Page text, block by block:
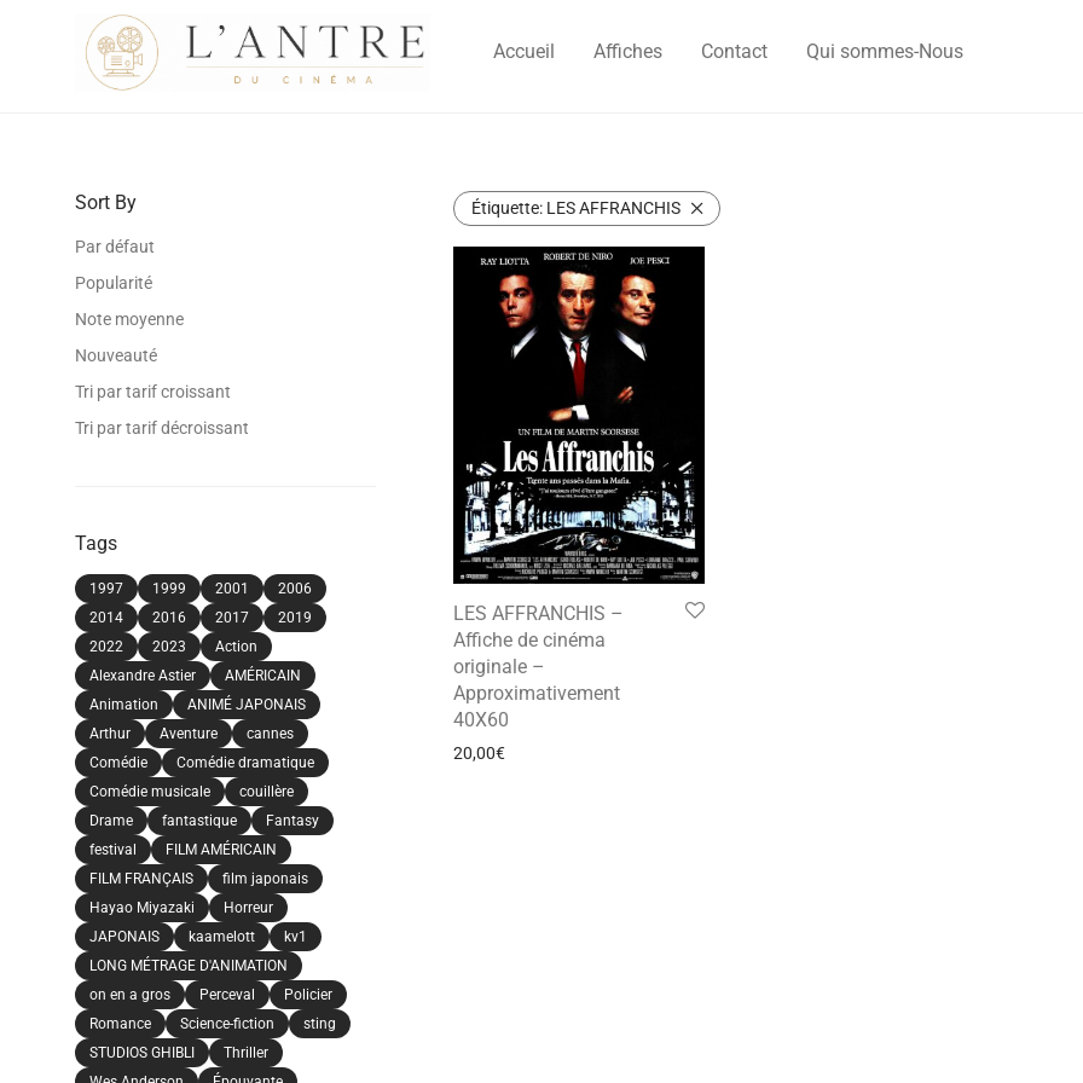
Accueil Affiches Contact Qui sommes-Nous
Sort By
Par défaut
Popularité
Note moyenne
Nouveauté
Tri par tarif croissant
Tri par tarif décroissant
Tags
1997 1999 2001
2006
2014
2016 2017
2019
2022
2023
Action
Alexandre Astier
AMÉRICAIN
Animation
ANIMÉ JAPONAIS
Arthur
Aventure
cannes
Comédie
Comédie dramatique
Comédie musicale
couillère
Drame
fantastique
Fantasy
festival
FILM AMÉRICAIN
FILM FRANÇAIS
film japonais
Hayao Miyazaki
Horreur
JAPONAIS
kaamelott
kv1
LONG MÉTRAGE D'ANIMATION
on en a gros
Perceval
Policier
Romance
Science-fiction
sting
STUDIOS GHIBLI
Thriller
Étiquette: LES AFFRANCHIS
LES AFFRANCHIS –
Affiche de cinéma
originale –
Approximativement
40X60
20,00€